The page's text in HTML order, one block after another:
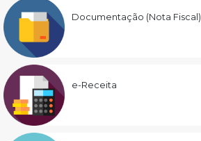
Documentação (Nota Fiscal)
e-Receita